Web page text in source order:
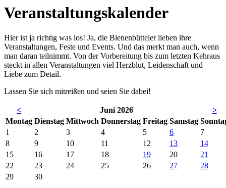
Veranstaltungskalender
Hier ist ja richtig was los! Ja, die Bienenbütteler lieben ihre
Veranstaltungen, Feste und Events. Und das merkt man auch, wenn
man daran teilnimmt. Von der Vorbereitung bis zum letzten Kehraus
steckt in allen Veranstaltungen viel Herzblut, Leidenschaft und
Liebe zum Detail.
Lassen Sie sich mitreißen und seien Sie dabei!
< Juni 2026
>
Montag Dienstag Mittwoch Donnerstag Freitag Samstag So
1
2 3 4 5 6
7
8
9 10 11 12 13
14
15
16 17 18 19 20
21
22
23 24 25 26 27
28
29
30